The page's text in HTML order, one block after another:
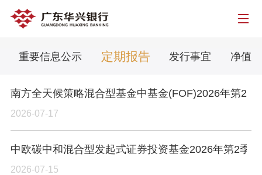
重要信息公示 定期报告 发行事宜 净值
南方全天候策略混合型基金中基金(FOF)2026年第2
2026-07-17
中欧碳中和混合型发起式证券投资基金2026年第2季
2026-07-15